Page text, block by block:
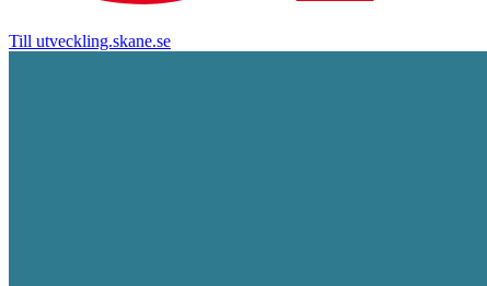
Till utveckling.skane.se